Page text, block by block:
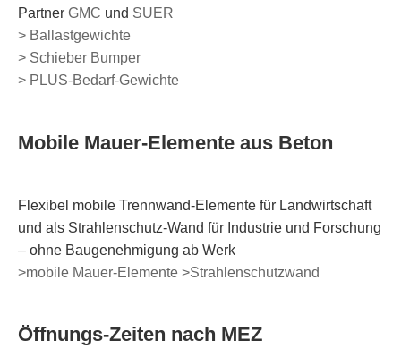
Partner GMC und SUER
> Ballastgewichte
> Schieber Bumper
> PLUS-Bedarf-Gewichte
Mobile Mauer-Elemente aus Beton
Flexibel mobile Trennwand-Elemente für Landwirtschaft
und als Strahlenschutz-Wand für Industrie und Forschung
– ohne Baugenehmigung ab Werk
>mobile Mauer-Elemente >Strahlenschutzwand
Öffnungs-Zeiten nach MEZ